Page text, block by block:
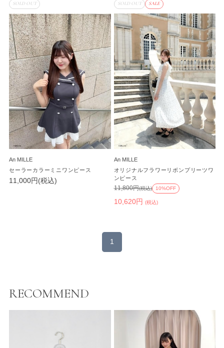
SOLD OUT
An MILLE
セーラーカラーミニワンピース
11,000円(税込)
SOLD OUT SALE
An MILLE
オリジナルフラワーリボンプリーツワ
ンピース
10,620円 (税込)
11,800円(税込) 10%OFF
1
RECOMMEND